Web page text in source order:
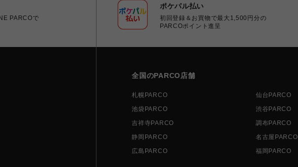
PARCOで
ポケパル払い
初回登録＆お買物で最大1,500円分の
PARCOポイント進呈
全国のPARCO店舗
札幌PARCO 仙台PARCO
池袋PARCO
渋谷PARCO
吉祥寺PARCO
調布PARCO
静岡PARCO
名古屋PARCO
広島PARCO
福岡PARCO